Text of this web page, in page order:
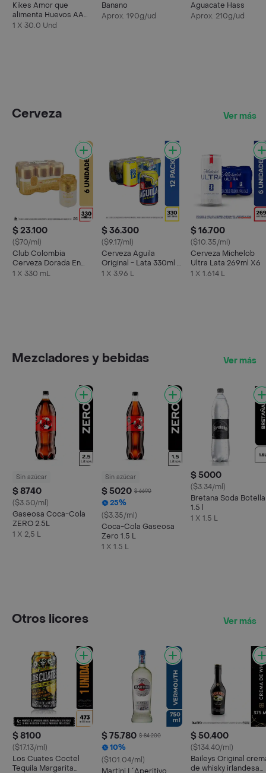
Kikes Amor que
alimenta Huevos AA
Rojos L
1 X 30.0 Und
Banano
Aprox. 190g/ud
Aguacate Hass
Aprox. 210g/ud
Cerveza Ver más
$ 23.100
($70/ml)
Club Colombia
Cerveza Dorada En
Lata 330 ML X6 Unds
1 X 330 mL
$ 36.300
($9.17/ml)
Cerveza Aguila
Original - Lata 330ml x
12
1 X 3.96 L
$ 16.700
($10.35/ml)
Cerveza Michelob
Ultra Lata 269ml X6
1 X 1.614 L
Mezcladores y bebidas Ver más
Sin azúcar
$ 8740
($3.50/ml)
Gaseosa Coca-Cola
ZERO 2.5L
1 X 2,5 L
Sin azúcar
$ 5020 $ 6690
25%
($3.35/ml)
Coca-Cola Gaseosa
Zero 1.5 L
1 X 1.5 L
$ 5000
($3.34/ml)
Bretana Soda Botella
1.5 l
1 X 1.5 L
Otros licores Ver más
$ 8100
($17.13/ml)
Los Cuates Coctel
Tequila Margarita
$ 75.780 $ 84.200
10%
($101.04/ml)
$ 50.400
($134.40/ml)
Baileys Original
de whisky irlandesa